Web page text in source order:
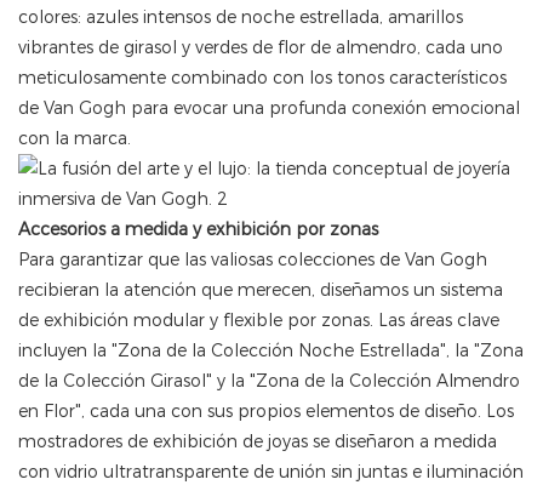
colores: azules intensos de noche estrellada, amarillos
vibrantes de girasol y verdes de flor de almendro, cada uno
meticulosamente combinado con los tonos característicos
de Van Gogh para evocar una profunda conexión emocional
con la marca.
Accesorios a medida y exhibición por zonas
Para garantizar que las valiosas colecciones de Van Gogh
recibieran la atención que merecen, diseñamos un sistema
de exhibición modular y flexible por zonas. Las áreas clave
incluyen la "Zona de la Colección Noche Estrellada", la "Zona
de la Colección Girasol" y la "Zona de la Colección Almendro
en Flor", cada una con sus propios elementos de diseño. Los
mostradores de exhibición de joyas se diseñaron a medida
con vidrio ultratransparente de unión sin juntas e iluminación